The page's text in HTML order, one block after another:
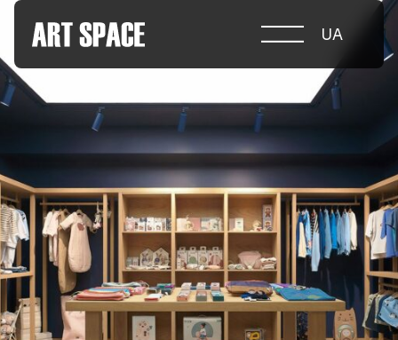
НОМІНАЦІЇ
ПРОЄКТИ 2026
ЖУРІ
ПАРТНЕРИ
НОМІНАНТИ 2025
ПЕРЕМОЖЦІ 2025
КОНТАКТИ
а.harusova@gmail.com
UA